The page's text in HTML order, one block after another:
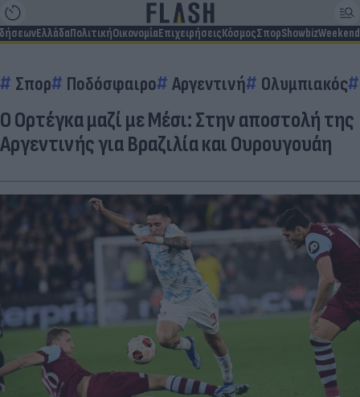
ΕλλάδαΠολιτικήΟικονομίαΕπιχειρήσειςΚόσμοςΣπορShowbizWeekend
Σπορ Ποδόσφαιρο Αργεντινή Ολυμπιακός
Ο Ορτέγκα μαζί με Μέσι: Στην αποστολή της
Αργεντινής για Βραζιλία και Ουρουγουάη